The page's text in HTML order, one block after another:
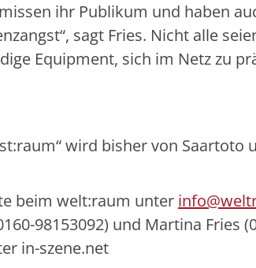
ihr Publikum und haben
sagt Fries. Nicht alle
Equipment, sich im Netz zu
wird bisher von Saartoto
beim welt:raum unter
98153092) und Martina Fries
in-szene.net